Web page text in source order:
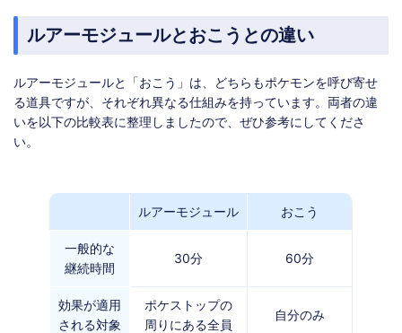
ルアーモジュールとおこうとの違い
ルアーモジュールと「おこう」は、どちらもポケモンを呼び寄せ
る道具ですが、それぞれ異なる仕組みを持っています。両者の違
いを以下の比較表に整理しましたので、ぜひ参考にしてくださ
い。
ルアーモジュール おこう
一般的な
継続時間
30分 60分
効果が適用
される対象
ポケストップの
周りにある全員
自分のみ